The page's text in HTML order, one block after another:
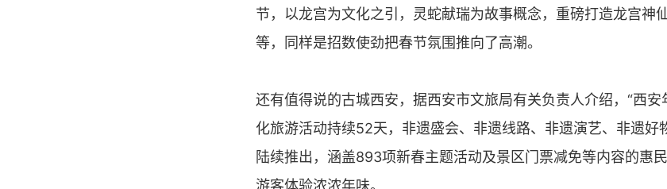
节，以龙宫为文化之引，灵蛇献瑞为故事概念，重磅打造龙宫神
等，同样是招数使劲把春节氛围推向了高潮。
还有值得说的古城西安，据西安市文旅局有关负责人介绍，“西安
化旅游活动持续52天，非遗盛会、非遗线路、非遗演艺、非遗好
陆续推出，涵盖893项新春主题活动及景区门票减免等内容的惠
游客体验浓浓年味。